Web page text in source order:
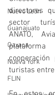
Nuevo León
Guanajuato
Oaxaca
Nueva York
FLIN
directores
sector
ANATO,
plataforma
turistas